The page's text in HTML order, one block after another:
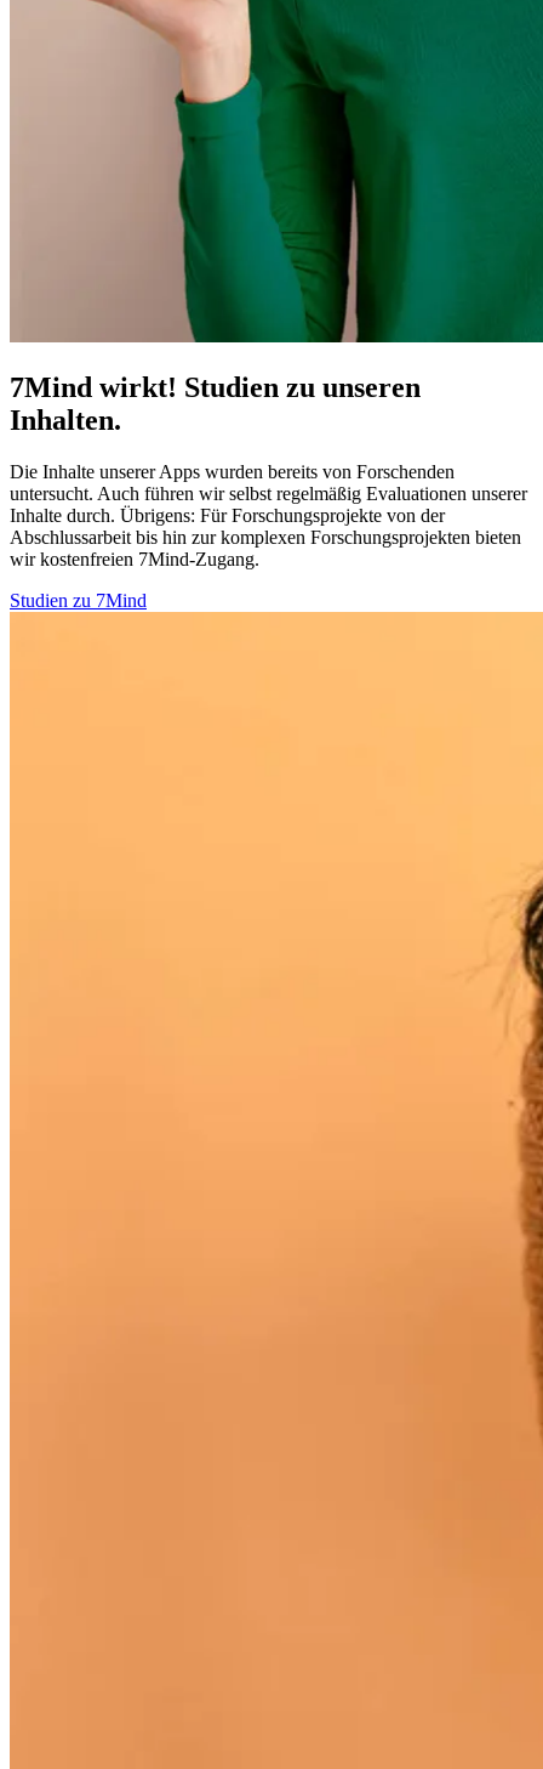
7Mind wirkt! Studien zu unseren
Inhalten.
Die Inhalte unserer Apps wurden bereits von Forschenden
untersucht. Auch führen wir selbst regelmäßig Evaluationen unserer
Inhalte durch. Übrigens: Für Forschungsprojekte von der
Abschlussarbeit bis hin zur komplexen Forschungsprojekten bieten
wir kostenfreien 7Mind-Zugang.
Studien zu 7Mind